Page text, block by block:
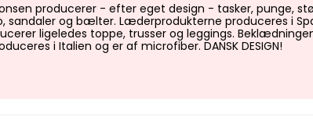
producerer - efter eget design - tasker, punge,
sandaler og bælter. Læderprodukterne produceres i
ligeledes toppe, trusser og leggings.
i Italien og er af microfiber. DANSK DESIGN!